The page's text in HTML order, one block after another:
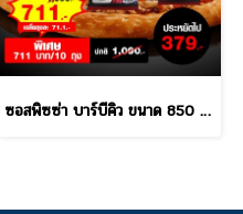
ซอสพิซซ่า บาร์บีคิว ขนาด 850 กรัม ราคาส่งยกลัง